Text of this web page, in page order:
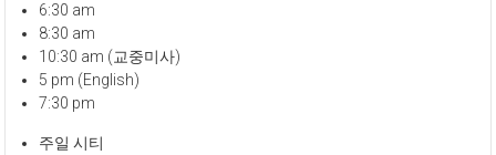
6:30 am
8:30 am
10:30 am (교중미사)
5 pm (English)
7:30 pm
주일 시티